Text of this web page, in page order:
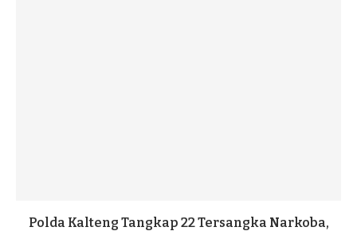
Polda Kalteng Tangkap 22 Tersangka Narkoba,